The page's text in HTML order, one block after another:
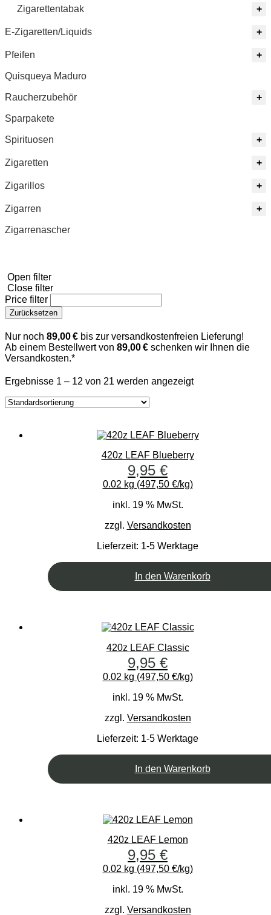
Zigarettentabak
E-Zigaretten/Liquids
Pfeifen
Quisqueya Maduro
Raucherzubehör
Sparpakete
Spirituosen
Zigaretten
Zigarillos
Zigarren
Zigarrenascher
Open filter
Close filter
Price filter
Zurücksetzen
Nur noch 89,00 € bis zur versandkostenfreien Lieferung!
Ab einem Bestellwert von 89,00 € schenken wir Ihnen die
Versandkosten.*
Ergebnisse 1 – 12 von 21 werden angezeigt
420z LEAF Blueberry
9,95 €
0.02 kg (497,50 €/kg)
inkl. 19 % MwSt.
zzgl. Versandkosten
Lieferzeit: 1-5 Werktage
In den Warenkorb
420z LEAF Classic
9,95 €
0.02 kg (497,50 €/kg)
inkl. 19 % MwSt.
zzgl. Versandkosten
Lieferzeit: 1-5 Werktage
In den Warenkorb
420z LEAF Lemon
9,95 €
0.02 kg (497,50 €/kg)
inkl. 19 % MwSt.
zzgl. Versandkosten